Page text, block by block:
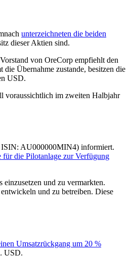
unterzeichneten die beiden
dieser Aktien sind.
von OreCorp empfiehlt den
Übernahme zustande, besitzen die
USD.
voraussichtlich im zweiten Halbjahr
AU000000MIN4) informiert.
die Pilotanlage zur Verfügung
und zu vermarkten.
und zu betreiben. Diese
Umsatzrückgang um 20 %
USD.